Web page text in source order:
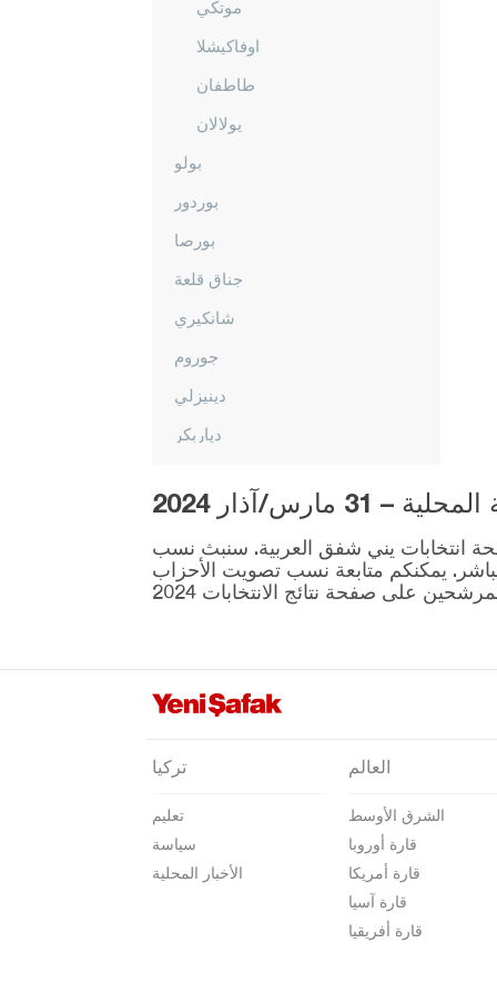
موتكي
اوفاكيشلا
طاطفان
يولالان
بولو
بوردور
بورصا
جناق قلعة
شانكيري
جوروم
دينيزلي
دياربكر
أدرنة
إلازغ
إيرزينجان
إيسكي شهير
غازي عنتاب
غيراسون
كوموش خانة
هاكّاري
مارس/آذار 2024
المقرر إجراؤها في 31 مارس موجودة على صفحة انتخابات يني شفق العربية. سنبث نسب
ونتائج الانتخابات بشكل مباشر. يمكنكم متابعة نسب تصويت الأحزاب
تركيا
تعليم
سياسة
الأخبار المحلية
العالم
الشرق الأوسط
قارة أوروبا
قارة أمريكا
قارة آسيا
قارة أفريقيا